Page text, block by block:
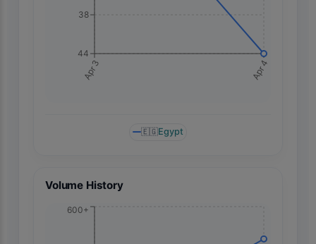
Apr 3 Apr 4
38
44
🇪🇬Egypt
Volume History
600+